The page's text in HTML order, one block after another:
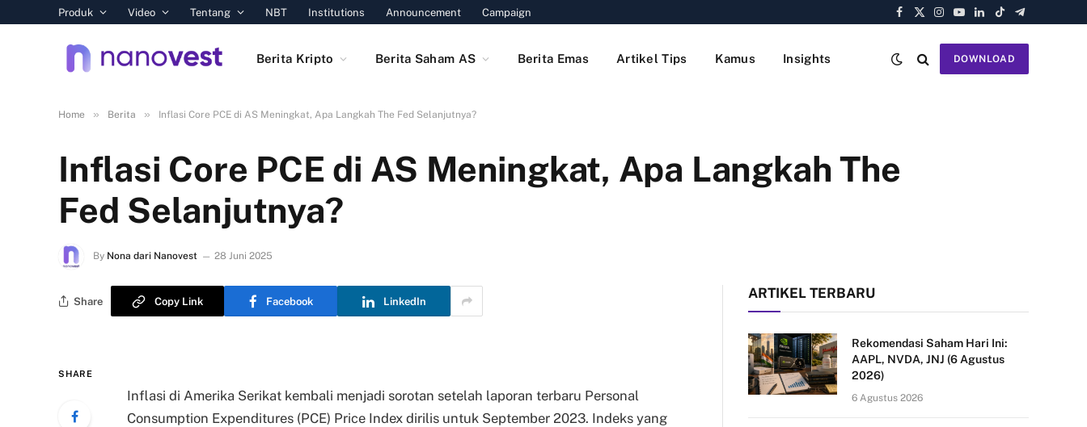
Produk Video Tentang NBT Institutions Announcement Campaign
Facebook
X
Instagram
YouTube
LinkedIn
TikTokTelegram
Berita Kripto Berita Saham AS Berita Emas Artikel Tips Kamus Insights DOWNLOAD
Home » Berita » Inflasi Core PCE di AS Meningkat, Apa Langkah The Fed Selanjutnya?
Inflasi Core PCE di AS Meningkat, Apa Langkah The
Fed Selanjutnya?
By Nona dari Nanovest 28 Juni 2025
Share Copy Link Facebook LinkedIn
SHARE
Inflasi di Amerika Serikat kembali menjadi sorotan setelah laporan terbaru Personal
Consumption Expenditures (PCE) Price Index dirilis untuk September 2023. Indeks yang
ARTIKEL TERBARU
Rekomendasi Saham Hari Ini:
AAPL, NVDA, JNJ (6 Agustus
2026)
6 Agustus 2026